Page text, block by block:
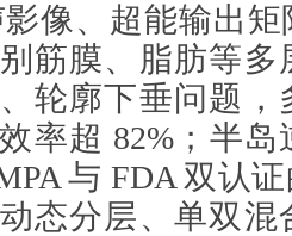
像、超能输出
筋膜、脂肪等多
轮廓下垂问题，
率超 82%；半
与 FDA 双认
态分层、单双混